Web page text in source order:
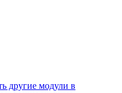
другие модули в